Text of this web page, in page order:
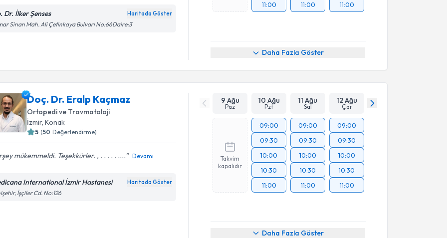
Dr. İlker Şenses Haritada Göster
Sinan Mah. Ali Çetinkaya Bulvarı No:66Daire:3
11:00
11:00
11:00
Daha Fazla Göster
Doç. Dr. Eralp Kaçmaz
Ortopedi ve Travmatoloji
İzmir, Konak
5 (50 Değerlendirme)
mükemmeldi. Teşekkürler. , . . . . . .... Devamı
International İzmir Hastanesi Haritada Göster
İşçiler Cd. No:126
9 Ağu
Paz
10 Ağu
Pzt
11 Ağu
Sal
12 Ağu
Çar
Takvim
kapalıdır
09:00
09:30
10:00
10:30
11:00
09:00
09:30
10:00
10:30
11:00
09:00
09:30
10:00
10:30
11:00
Daha Fazla Göster
Randevu Takvimi Talebi